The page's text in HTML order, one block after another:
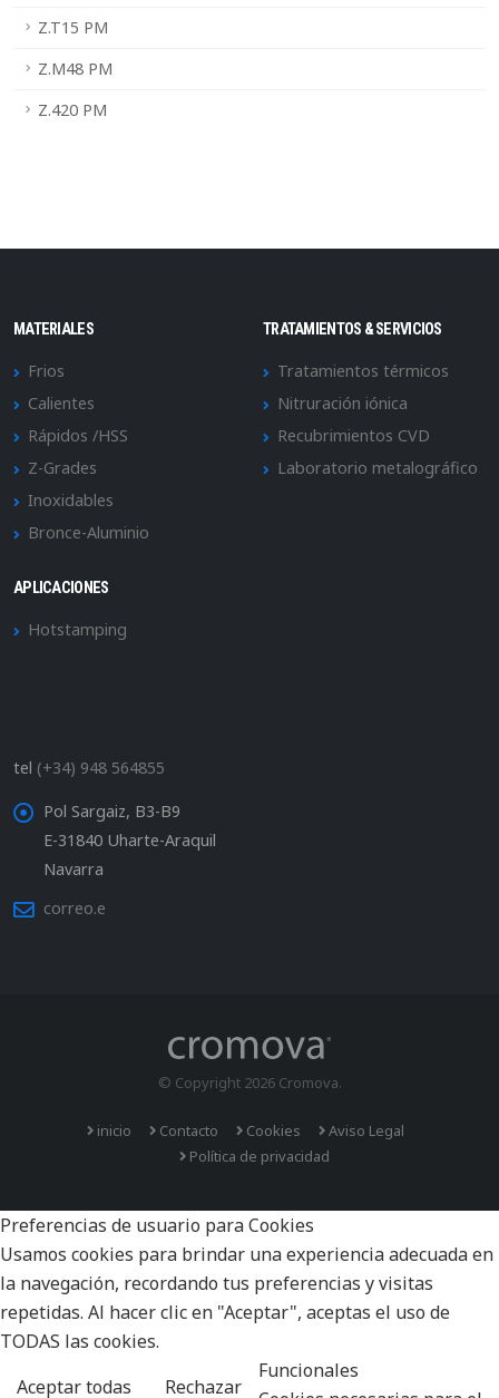
Z.T15 PM
Z.M48 PM
Z.420 PM
MATERIALES
Frios
Calientes
Rápidos /HSS
Z-Grades
Inoxidables
Bronce-Aluminio
TRATAMIENTOS & SERVICIOS
Tratamientos térmicos
Nitruración iónica
Recubrimientos CVD
Laboratorio metalográfico
APLICACIONES
Hotstamping
tel (+34) 948 564855
Pol Sargaiz, B3-B9
E-31840 Uharte-Araquil
Navarra
correo.e
© Copyright 2026 Cromova.
inicio Contacto Cookies
Aviso Legal
Política de privacidad
Preferencias de usuario para Cookies
Usamos cookies para brindar una experiencia adecuada en
la navegación, recordando tus preferencias y visitas
repetidas. Al hacer clic en "Aceptar", aceptas el uso de
TODAS las cookies.
Aceptar todas
Rechazar
Funcionales